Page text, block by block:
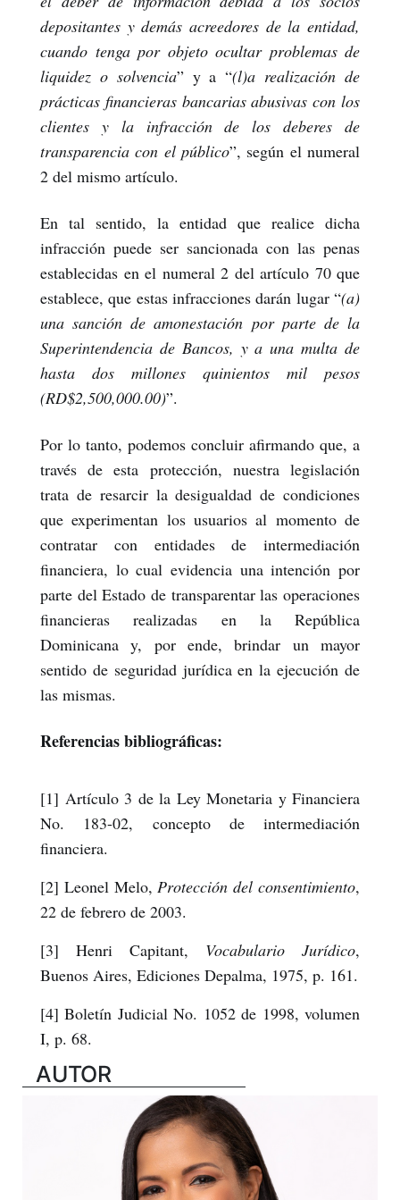
depositantes y demás acreedores de la entidad,
cuando tenga por objeto ocultar problemas de
liquidez o solvencia” y a “(l)a realización de
prácticas financieras bancarias abusivas con los
clientes y la infracción de los deberes de
transparencia con el público”, según el numeral
2 del mismo artículo.
En tal sentido, la entidad que realice dicha
infracción puede ser sancionada con las penas
establecidas en el numeral 2 del artículo 70 que
establece, que estas infracciones darán lugar “(a)
una sanción de amonestación por parte de la
Superintendencia de Bancos, y a una multa de
hasta dos millones quinientos mil pesos
(RD$2,500,000.00)”.
Por lo tanto, podemos concluir afirmando que, a
través de esta protección, nuestra legislación
trata de resarcir la desigualdad de condiciones
que experimentan los usuarios al momento de
contratar con entidades de intermediación
financiera, lo cual evidencia una intención por
parte del Estado de transparentar las operaciones
financieras realizadas en la República
Dominicana y, por ende, brindar un mayor
sentido de seguridad jurídica en la ejecución de
las mismas.
Referencias bibliográficas:
[1] Artículo 3 de la Ley Monetaria y Financiera
No. 183-02, concepto de intermediación
financiera.
[2] Leonel Melo,Protección del consentimiento,
22 de febrero de 2003.
[3] Henri Capitant, Vocabulario Jurídico,
Buenos Aires, Ediciones Depalma, 1975, p. 161.
[4] Boletín Judicial No. 1052 de 1998, volumen
I, p. 68.
AUTOR